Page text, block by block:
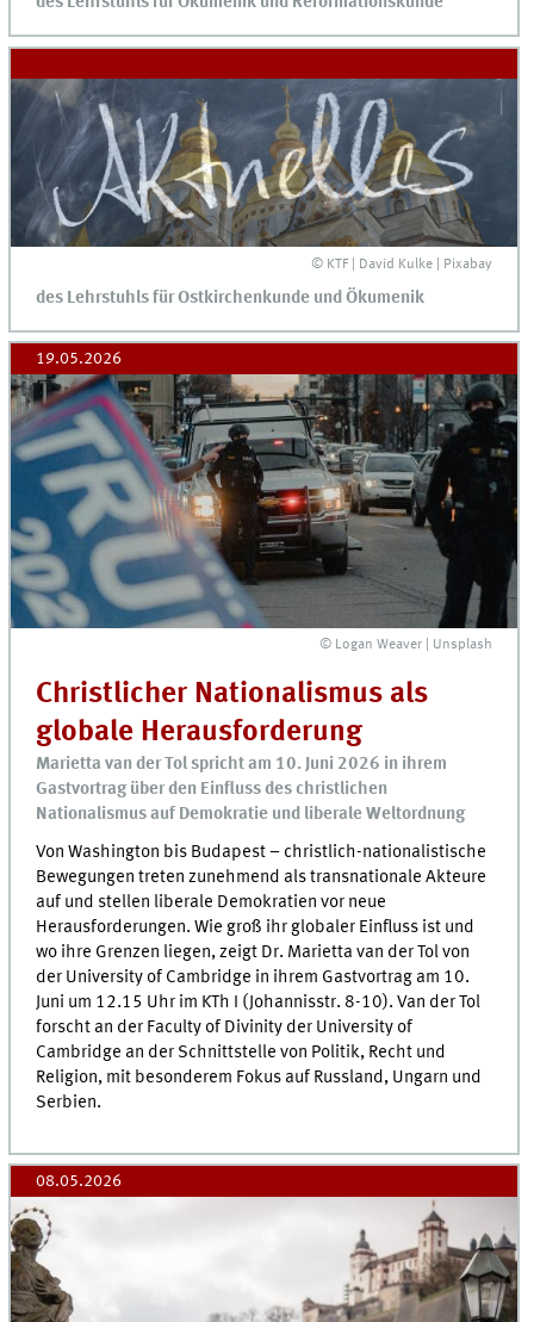
© KTF | David Kulke | Pixabay
des Lehrstuhls für Ostkirchenkunde und Ökumenik
19.05.2026
© Logan Weaver | Unsplash
Christlicher Nationalismus als
globale Herausforderung
Marietta van der Tol spricht am 10. Juni 2026 in ihrem
Gastvortrag über den Einfluss des christlichen
Nationalismus auf Demokratie und liberale Weltordnung
Von Washington bis Budapest – christlich-nationalistische
Bewegungen treten zunehmend als transnationale Akteure
auf und stellen liberale Demokratien vor neue
Herausforderungen. Wie groß ihr globaler Einfluss ist und
wo ihre Grenzen liegen, zeigt Dr. Marietta van der Tol von
der University of Cambridge in ihrem Gastvortrag am 10.
Juni um 12.15 Uhr im KTh I (Johannisstr. 8-10). Van der Tol
forscht an der Faculty of Divinity der University of
Cambridge an der Schnittstelle von Politik, Recht und
Religion, mit besonderem Fokus auf Russland, Ungarn und
Serbien.
08.05.2026